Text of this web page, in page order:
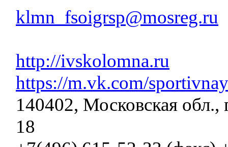
klmn_fsoigrsp@mosreg.ru
http://ivskolomna.ru
https://m.vk.com/
140402, Московская
18